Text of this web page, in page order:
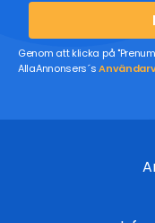
Genom att klicka på
AllaAnnonsers´s